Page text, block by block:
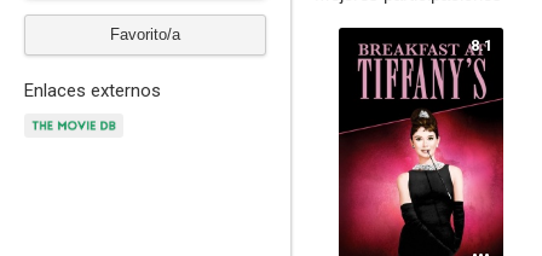
Favorito/a
Enlaces externos
8.1